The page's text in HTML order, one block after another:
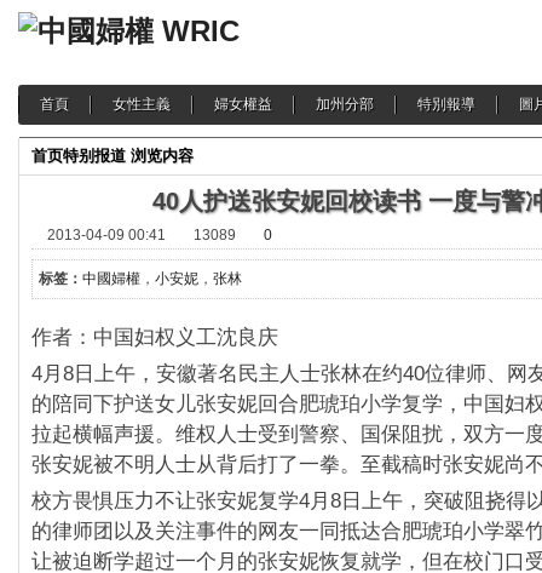
首頁 女性主義 婦女權益 加州分部 特別報導 圖
首页特别报道 浏览内容
40人护送张安妮回校读书 一度与警
2013-04-09 00:41 13089 0
标签： 中國婦權 ， 小安妮 ， 张林
作者：中国妇权义工沈良庆
4月8日上午，安徽著名民主人士张林在约40位律师、
网
的陪同下护送女儿张安妮回合肥琥珀小学复学， 中国妇
拉起横幅声援。维权人士受到警察、
国保阻扰，双方一
张安妮被不明人士从背后打了一拳。至截稿时张安妮尚
校方畏惧压力不让张安妮复学4月8日上午， 突破阻挠得
的律师团以及关注事件的网友一同抵达合肥琥珀小学翠
让被迫断学超过一个月的张安妮恢复就学， 但在校门口